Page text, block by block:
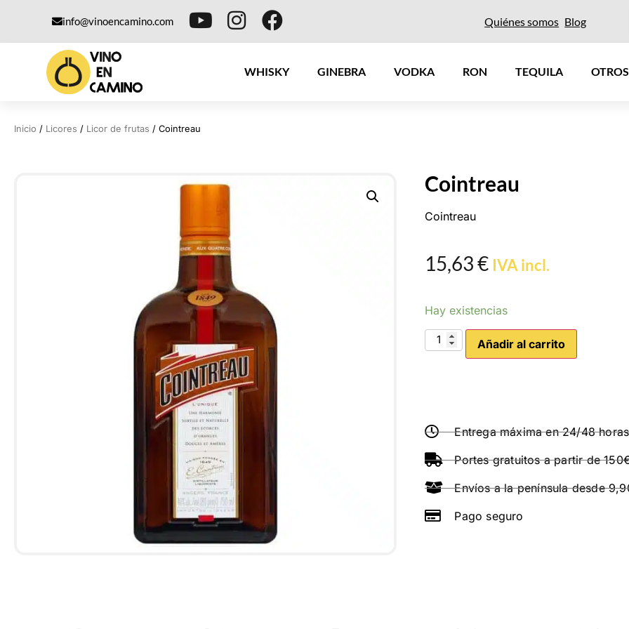
info@vinoencamino.com Quiénes somos Blog
WHISKY GINEBRA VODKA RON TEQUILA
Inicio / Licores / Licor de frutas / Cointreau
Cointreau
Cointreau
15,63€ IVA incl.
Hay existencias
Añadir al carrito
Entrega máxima en 24/48 horas
Portes gratuitos a partir de
Envíos a la península desde
Pago seguro